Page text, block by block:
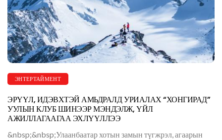
ЭНТЕРТАЙМЕНТ
ЭРҮҮЛ, ИДЭВХТЭЙ АМЬДРАЛД УРИАЛАХ “ХОНГИРАД”
УУЛЫН КЛУБ ШИНЭЭР МЭНДЭЛЖ, ҮЙЛ
АЖИЛЛАГААГАА ЭХЛҮҮЛЛЭЭ
&nbsp;&nbsp;Улаанбаатар хотын замын түгжрэл, агаарын